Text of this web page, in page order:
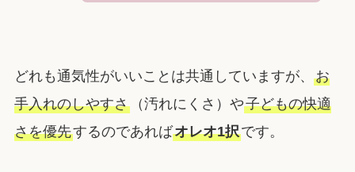
どれも通気性がいいことは共通していますが、 お
手入れのしやすさ（汚れにくさ）や子どもの快適
さを優先するのであればオレオ1択です。